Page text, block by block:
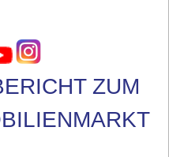
ZUM